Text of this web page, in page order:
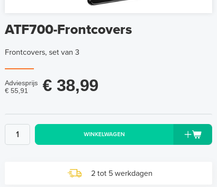
ATF700-Frontcovers
Frontcovers, set van 3
Adviesprijs
€ 55,91
€ 38,99
WINKELWAGEN
2 tot 5 werkdagen